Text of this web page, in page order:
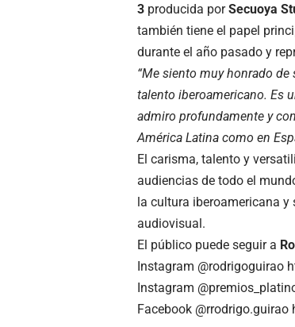
3 producida porSecuoya
también tiene el papel
durante el año pasado y
“Me siento muy honrado
talento iberoamericano. Es
admiro profundamente y
América Latina como en
El carisma, talento y
audiencias de todo el
la cultura iberoamericana y
audiovisual.
El público puede seguir a
Instagram @rodrigoguirao
Instagram
Facebook @rrodrigo.guirao